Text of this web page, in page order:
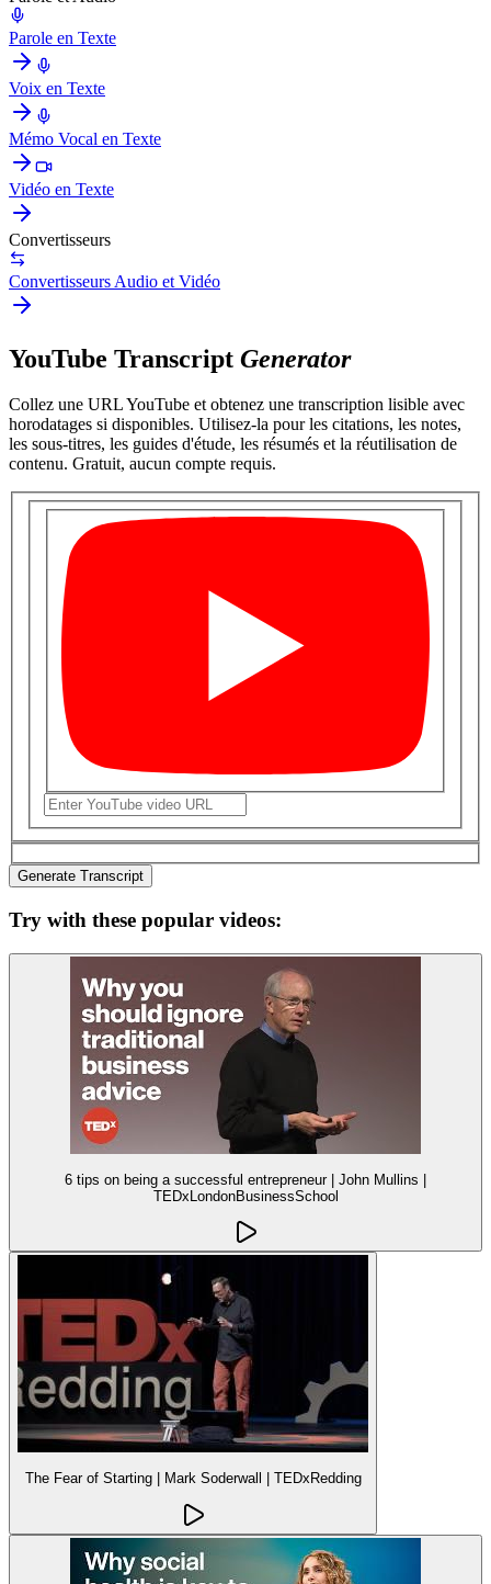
Parole en Texte
Voix en Texte
Mémo Vocal en Texte
Vidéo en Texte
Convertisseurs
Convertisseurs Audio et Vidéo
YouTube Transcript Generator
Collez une URL YouTube et obtenez une transcription lisible avec
horodatages si disponibles. Utilisez-la pour les citations, les notes,
les sous-titres, les guides d'étude, les résumés et la réutilisation de
contenu. Gratuit, aucun compte requis.
Generate Transcript
Try with these popular videos:
6 tips on being a successful entrepreneur | John Mullins |
TEDxLondonBusinessSchool
The Fear of Starting | Mark Soderwall | TEDxRedding